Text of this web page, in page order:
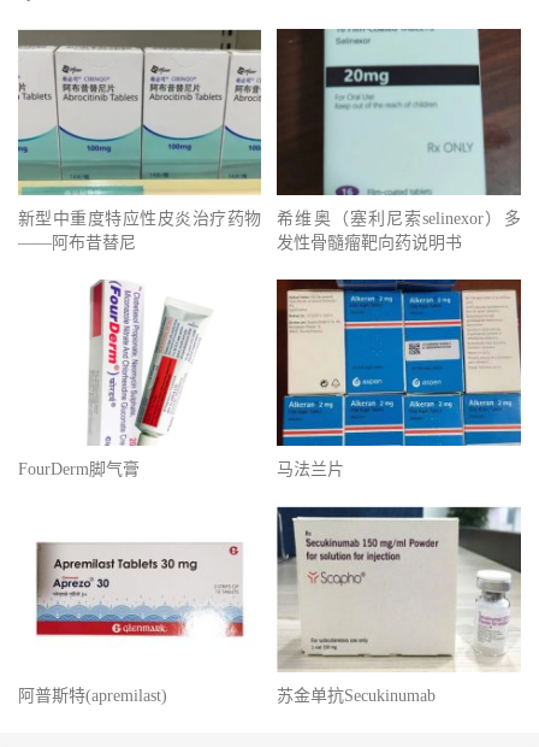
新型中重度特应性皮炎治疗药物
——阿布昔替尼
希维奥（塞利尼索selinexor）多
发性骨髓瘤靶向药说明书
FourDerm脚气膏 马法兰片
阿普斯特(apremilast) 苏金单抗Secukinumab